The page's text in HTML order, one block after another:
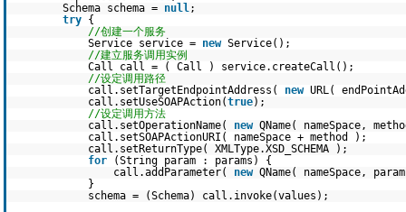
Schema schema = null;
try {
//创建一个服务
Service service = new Service();
//建立服务调用实例
Call call = ( Call ) service.createCall();
//设定调用路径
call.setTargetEndpointAddress( new URL(
call.setUseSOAPAction(true);
//设定调用方法
call.setOperationName( new QName( nameSpace,
call.setSOAPActionURI( nameSpace + method );
call.setReturnType( XMLType.XSD_SCHEMA );
for
(String param : params) {
call.addParameter( new QName( nameSpace,
}
schema = (Schema) call.invoke(values);